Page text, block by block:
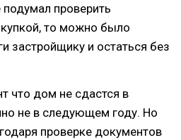
проверить
то можно было
застройщику и остаться без
что дом не сдастся в
не в следующем году. Но
проверке документов